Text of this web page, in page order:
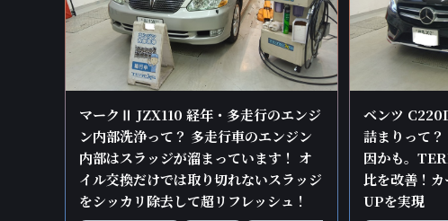
マークⅡ JZX110 経年・多走行のエンジ
ン内部洗浄って？ 多走行車のエンジン
内部はスラッジが溜まっています！ オ
イル交換だけでは取り切れないスラッジ
をシッカリ除去して超リフレッシュ！
ベンツ
詰まりって
因かも。
比を改善！
UPを実現